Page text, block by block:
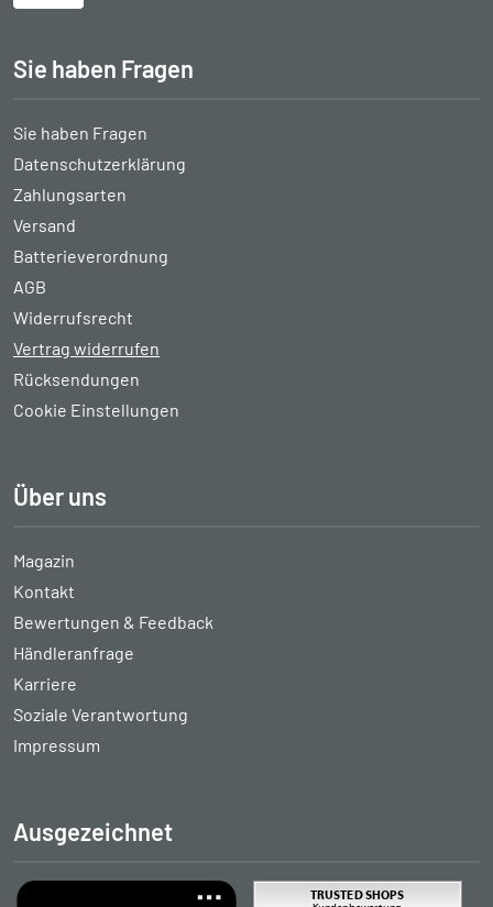
Sie haben Fragen
Sie haben Fragen
Datenschutzerklärung
Zahlungsarten
Versand
Batterieverordnung
AGB
Widerrufsrecht
Vertrag widerrufen
Rücksendungen
Cookie Einstellungen
Über uns
Magazin
Kontakt
Bewertungen & Feedback
Händleranfrage
Karriere
Soziale Verantwortung
Impressum
Ausgezeichnet